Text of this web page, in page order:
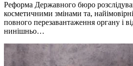
Реформа Державного бюро
косметичними змінами та,
повного перезавантаження органу і
нинішньо…